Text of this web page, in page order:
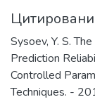
Sysoev, Y. S.
Prediction
Controlled
Techniques. -